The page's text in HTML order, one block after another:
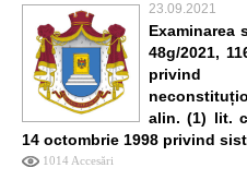
23.09.2021
Examinarea
48g/2021,
alin. (1) lit.
14 octombrie 1998 privind
1014 Accesări